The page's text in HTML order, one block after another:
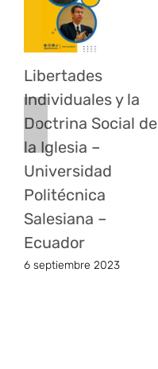
Libertades
Individuales y la
Doctrina Social de
la Iglesia –
Universidad
Politécnica
Salesiana –
Ecuador
6 septiembre 2023